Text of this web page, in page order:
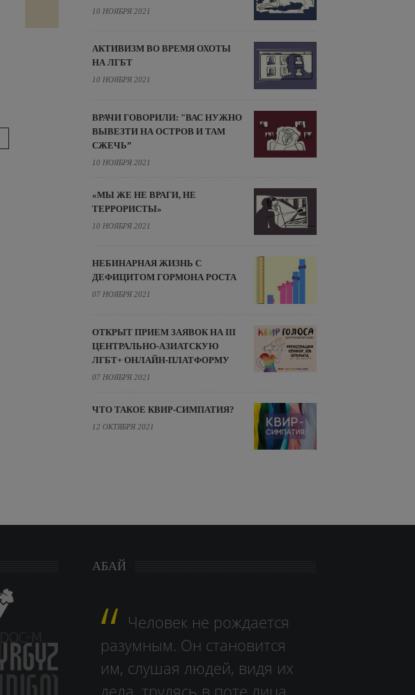
10 НОЯБРЯ 2021
АКТИВИЗМ ВО ВРЕМЯ ОХОТЫ
НА ЛГБТ
10 НОЯБРЯ 2021
ВРАЧИ ГОВОРИЛИ: "ВАС НУЖНО
ВЫВЕЗТИ НА ОСТРОВ И ТАМ
СЖЕЧЬ”
10 НОЯБРЯ 2021
«МЫ ЖЕ НЕ ВРАГИ, НЕ
ТЕРРОРИСТЫ»
10 НОЯБРЯ 2021
НЕБИНАРНАЯ ЖИЗНЬ С
ДЕФИЦИТОМ ГОРМОНА РОСТА
07 НОЯБРЯ 2021
ОТКРЫТ ПРИЕМ ЗАЯВОК НА III
ЦЕНТРАЛЬНО-АЗИАТСКУЮ
ЛГБТ+ ОНЛАЙН-ПЛАТФОРМУ
07 НОЯБРЯ 2021
ЧТО ТАКОЕ КВИР-СИМПАТИЯ?
12 ОКТЯБРЯ 2021
АБАЙ
Человек не рождается
разумным. Он становится
им, слушая людей, видя их
дела, тру­дясь в поте лица.